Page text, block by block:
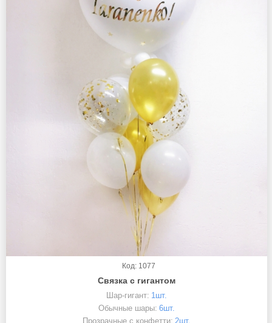
Код: 1077
Связка с гигантом
Шар-гигант: 1шт.
Обычные шары: 6шт.
Прозрачные с конфетти: 2шт.